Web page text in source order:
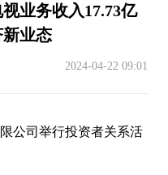
业务收入17.73亿
业态
2024-04-22 09:01
公司举行投资者关系活